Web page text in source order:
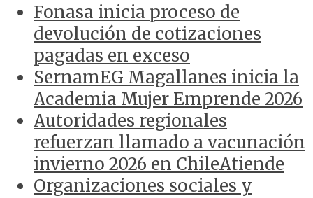
Fonasa inicia proceso de
devolución de cotizaciones
pagadas en exceso
SernamEG Magallanes inicia la
Academia Mujer Emprende 2026
Autoridades regionales
refuerzan llamado a vacunación
invierno 2026 en ChileAtiende
Organizaciones sociales y